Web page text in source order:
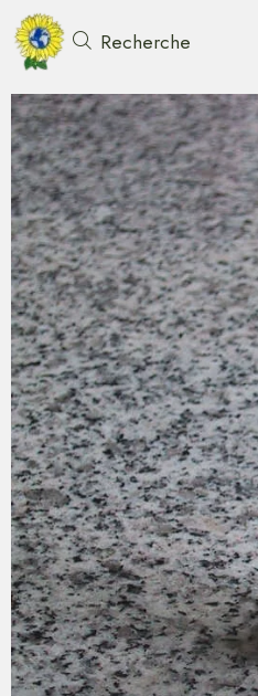
Recherche